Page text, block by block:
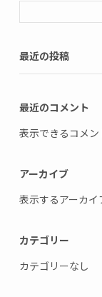
最近の投稿
最近のコメント
表示できるコメン
アーカイブ
表示するアーカイ
カテゴリー
カテゴリーなし